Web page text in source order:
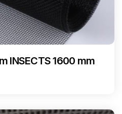
INSECTS 1600 mm